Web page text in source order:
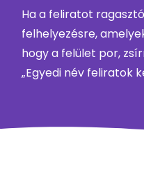
Ha a feliratot
felhelyezésre,
hogy a felület por,
„Egyedi név feliratok